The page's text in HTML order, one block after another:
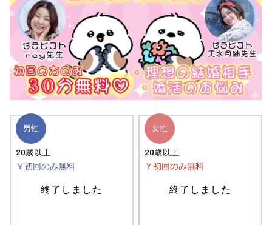
男性
20歳以上
￥初回のみ無料
終了しました
女性
20歳以上
￥初回のみ無料
終了しました